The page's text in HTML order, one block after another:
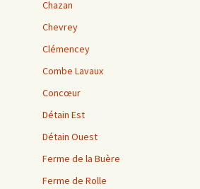
Chazan
Chevrey
Clémencey
Combe Lavaux
Concœur
Détain Est
Détain Ouest
Ferme de la Buère
Ferme de Rolle